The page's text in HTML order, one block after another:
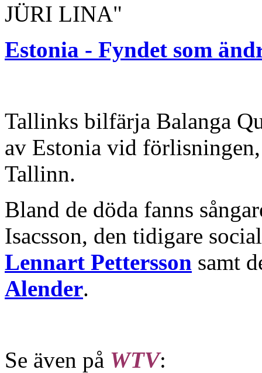
JÜRI LINA"
Estonia - Fyndet som
Tallinks bilfärja Balanga
av Estonia vid
Tallinn.
Bland de döda fanns
Isacsson, den tidigare
Lennart Pettersson samt
Alender.
Se även på WTV: